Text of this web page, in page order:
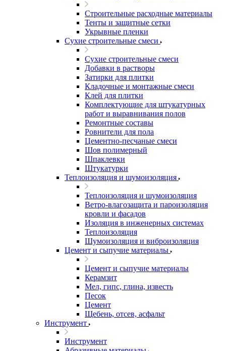
Строительные расходные материалы
Тенты и защитные сетки
Укрывные пленки
Сухие строительные смеси
Сухие строительные смеси
Добавки в растворы
Затирки для плитки
Кладочные и монтажные смеси
Клей для плитки
Комплектующие для штукатурных
работ и выравнивания полов
Ремонтные составы
Ровнители для пола
Цементно-песчаные смеси
Шов полимерный
Шпаклевки
Штукатурки
Теплоизоляция и шумоизоляция
Теплоизоляция и шумоизоляция
Ветро-влагозащита и пароизоляция
кровли и фасадов
Изоляция в инженерных системах
Теплоизоляция
Шумоизоляция и виброизоляция
Цемент и сыпучие материалы
Цемент и сыпучие материалы
Керамзит
Мел, гипс, глина, известь
Песок
Цемент
Щебень, отсев, асфальт
Инструмент
Инструмент